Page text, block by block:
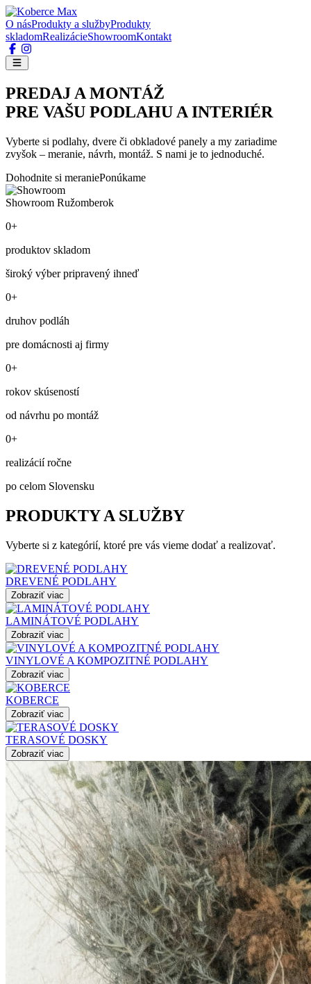
O násProdukty a službyProdukty
skladomRealizácieShowroomKontakt
PREDAJ A MONTÁŽ
PRE VAŠU PODLAHU A INTERIÉR
Vyberte si podlahy, dvere či obkladové panely a my zariadime
zvyšok – meranie, návrh, montáž. S nami je to jednoduché.
Dohodnite si meraniePonúkame
Showroom Ružomberok
0+
produktov skladom
široký výber pripravený ihneď
0+
druhov podláh
pre domácnosti aj firmy
0+
rokov skúseností
od návrhu po montáž
0+
realizácií ročne
po celom Slovensku
PRODUKTY A SLUŽBY
Vyberte si z kategórií, ktoré pre vás vieme dodať a realizovať.
DREVENÉ PODLAHY
Zobraziť viac
LAMINÁTOVÉ PODLAHY
Zobraziť viac
VINYLOVÉ A KOMPOZITNÉ PODLAHY
Zobraziť viac
KOBERCE
Zobraziť viac
TERASOVÉ DOSKY
Zobraziť viac